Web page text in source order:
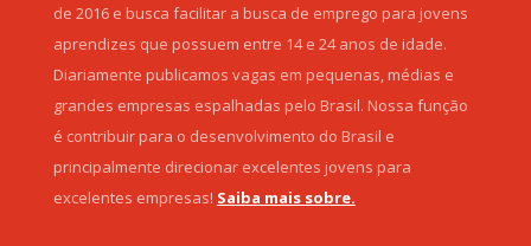
de 2016 e busca facilitar a busca de emprego para jovens
aprendizes que possuem entre 14 e 24 anos de idade.
Diariamente publicamos vagas em pequenas, médias e
grandes empresas espalhadas pelo Brasil. Nossa função
é contribuir para o desenvolvimento do Brasil e
principalmente direcionar excelentes jovens para
excelentes empresas! Saiba mais sobre.